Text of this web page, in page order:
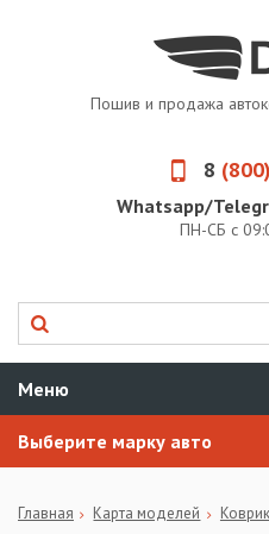
Пошив и продажа
8 (800)
Whatsapp/
ПН-СБ с
Меню
Выберите марку авто
Главная Карта моделей